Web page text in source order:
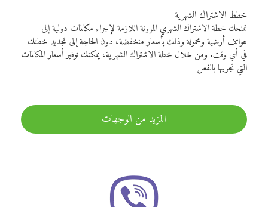
خطط الاشتراك الشهرية
تمنحك خطة الاشتراك الشهري المرونة اللازمة لإجراء مكالمات دولية إلى
هواتف أرضية ومحمولة وذلك بأسعار منخفضة، دون الحاجة إلى تجديد خطتك
في أي وقت. ومن خلال خطة الاشتراك الشهرية، يمكنك توفير أسعار المكالمات
التي تجريها بالفعل
المزيد من الوجهات